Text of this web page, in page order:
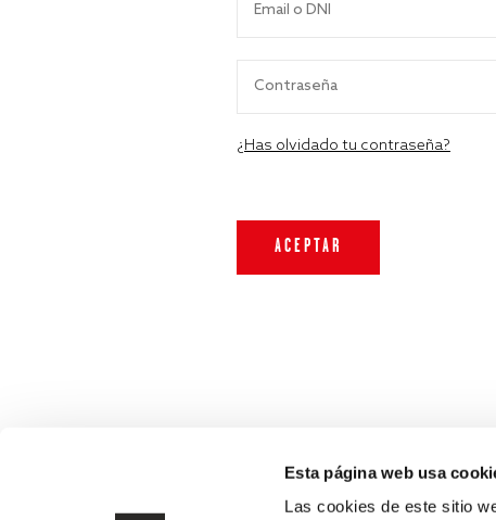
Esta página web usa
Las cookies de este sitio
¿Has olvidado tu contraseña?